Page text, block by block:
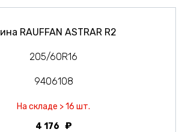
RAUFFAN ASTRAR R2
205/60R16
9406108
На складе > 16 шт.
4 176